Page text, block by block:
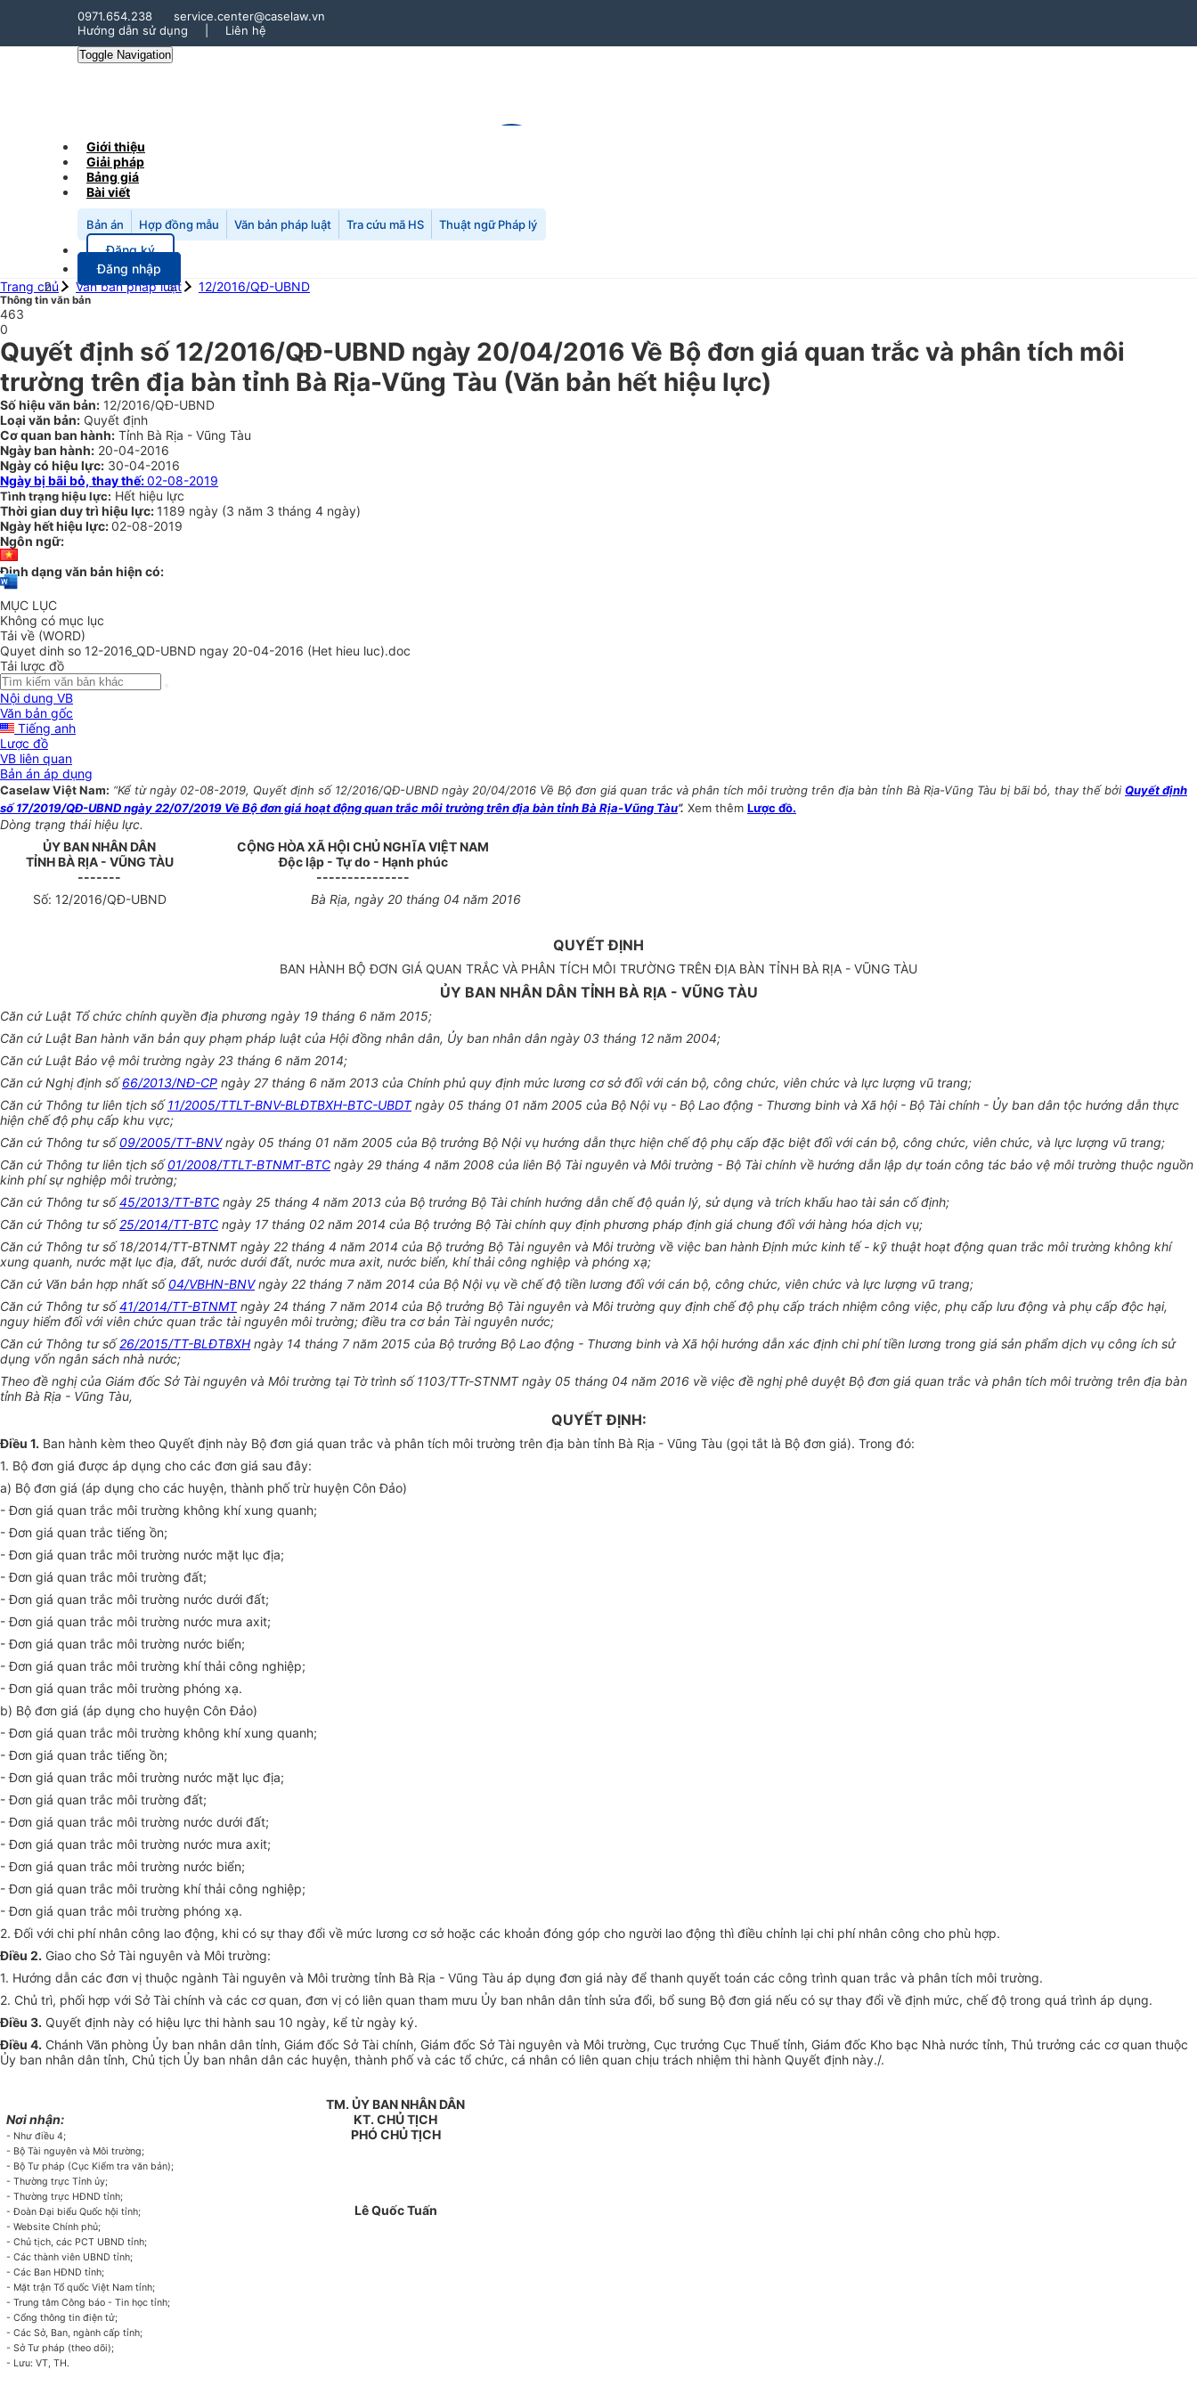
0971.654.238
service.center@caselaw.vn
Hướng dẫn sử dụng
Liên hệ
Toggle Navigation
Giới thiệu
Giải pháp
Bảng giá
Bài viết
Bản án Hợp đồng mẫu Văn bản pháp luật Tra cứu mã HS Thuật ngữ Pháp lý
Đăng ký
Đăng nhập
Trang chủ
Văn bản pháp luật 12/2016/QĐ-UBND
Thông tin văn bản
463
0
Quyết định số 12/2016/QĐ-UBND ngày 20/04/2016 Về Bộ đơn giá quan trắc và phân tích môi
trường trên địa bàn tỉnh Bà Rịa-Vũng Tàu (Văn bản hết hiệu lực)
Số hiệu văn bản: 12/2016/QĐ-UBND
Loại văn bản: Quyết định
Cơ quan ban hành: Tỉnh Bà Rịa - Vũng Tàu
Ngày ban hành: 20-04-2016
Ngày có hiệu lực: 30-04-2016
Ngày bị bãi bỏ, thay thế:02-08-2019
Tình trạng hiệu lực: Hết hiệu lực
Thời gian duy trì hiệu lực: 1189 ngày (3 năm 3 tháng 4 ngày)
Ngày hết hiệu lực:02-08-2019
Ngôn ngữ:
Định dạng văn bản hiện có:
MỤC LỤC
Không có mục lục
Tải về (WORD)
Quyet dinh so 12-2016_QD-UBND ngay 20-04-2016 (Het hieu luc).doc
Tải lược đồ
Nội dung VB
Văn bản gốc
Tiếng anh
Lược đồ
VB liên quan
Bản án áp dụng
Caselaw Việt Nam: “Kể từ ngày 02-08-2019, Quyết định số 12/2016/QĐ-UBND ngày 20/04/2016 Về Bộ đơn giá quan trắc và phân tích môi trường trên địa bàn tỉnh Bà Rịa-Vũng Tàu bị bãi bỏ, thay thế bởi Quyết định
số 17/2019/QĐ-UBND ngày 22/07/2019 Về Bộ đơn giá hoạt động quan trắc môi trường trên địa bàn tỉnh Bà Rịa-Vũng Tàu”. Xem thêm Lược đồ.
Dòng trạng thái hiệu lực.
ỦY BAN NHÂNDÂN
TỈNH BÀ RỊA - VŨNG TÀU
-------
CỘNG HÒA XÃ HỘI CHỦ NGHĨA VIỆT NAM
Độc lập - Tự do - Hạnh phúc
---------------
Số: 12/2016/QĐ-UBND Bà Rịa, ngày 20tháng 04 năm 2016
QUYẾT ĐỊNH
BAN HÀNH BỘ ĐƠN GIÁ QUAN TRẮC VÀ PHÂN TÍCH MÔI TRƯỜNG TRÊN ĐỊA BÀN TỈNH BÀ RỊA - VŨNG TÀU
ỦY BAN NHÂN DÂN TỈNH BÀ RỊA - VŨNG TÀU
Căn cứ Luật Tổ chức chính quyền địa phương ngày 19 tháng 6 năm 2015;
Căn cứ Luật Ban hành văn bản quy phạm pháp luật của Hội đồng nhân dân, Ủy ban nhân dân ngày 03 tháng 12 năm 2004;
Căn cứ Luật Bảo vệ môi trường ngày 23 tháng 6 năm 2014;
Căn cứ Nghị định số66/2013/NĐ-CP ngày 27 tháng 6 năm 2013 của Chính phủ quy định mức lương cơ sở đối với cán bộ, công chức, viên chức và lực lượng vũ trang;
Căn cứ Thông tư liên tịch số11/2005/TTLT-BNV-BLĐTBXH-BTC-UBDTngày 05 tháng 01 năm 2005 của Bộ Nội vụ - Bộ Lao động - Thương binh và Xã hội - Bộ Tài chính - Ủy ban dân tộc hướng dẫn thực
hiện chế độ phụ cấp khu vực;
Căn cứ Thông tư số09/2005/TT-BNVngày 05 tháng 01 năm 2005 của Bộ trưởng Bộ Nội vụ hướng dẫn thực hiện chế độ phụ cấp đặc biệt đối với cán bộ, công chức, viên chức, và lực lượng vũ trang;
Căn cứ Thông tư liên tịch số01/2008/TTLT-BTNMT-BTC ngày 29 tháng 4 năm 2008 của liên Bộ Tài nguyên và Môi trường - Bộ Tài chính về hướng dẫn lập dự toán công tác bảo vệ môi trường thuộc nguồn
kinh phí sự nghiệp môi trường;
Căn cứ Thông tư số45/2013/TT-BTC ngày 25 tháng 4 năm 2013 của Bộ trưởng Bộ Tài chính hướng dẫn chế độ quản lý, sử dụng và trích khấu hao tài sản cố định;
Căn cứ Thông tư số 25/2014/TT-BTC ngày 17 tháng 02 năm 2014 của Bộ trưởng Bộ Tài chính quy định phương pháp định giá chung đối với hàng hóa dịch vụ;
Căn cứ Thông tư số 18/2014/TT-BTNMT ngày 22 tháng 4 năm 2014 của Bộ trưởng Bộ Tài nguyên và Môi trường về việc ban hành Định mức kinh tế - kỹ thuật hoạt động quan trắc môi trường không khí
xung quanh, nước mặt lục địa, đất, nước dưới đất, nước mưa axit, nước biển, khí thải công nghiệp và phóng xạ;
Căn cứ Văn bản hợp nhất số04/VBHN-BNVngày 22 tháng 7 năm 2014 của Bộ Nội vụ về chế độ tiền lương đối với cán bộ, công chức, viên chức và lực lượng vũ trang;
Căn cứ Thông tư số41/2014/TT-BTNMTngày 24 tháng 7 năm 2014 của Bộ trưởng Bộ Tài nguyên và Môi trường quy định chế độ phụ cấp trách nhiệm công việc, phụ cấp lưu động và phụ cấp độc hại,
nguy hiểm đối với viên chức quan trắc tài nguyên môi trường; điều tra cơ bản Tài nguyên nước;
Căn cứ Thông tư số26/2015/TT-BLĐTBXH ngày 14 tháng 7 năm 2015 của Bộ trưởng Bộ Lao động - Thương binh và Xã hội hướng dẫn xác định chi phí tiền lương trong giá sản phẩm dịch vụ công ích sử
dụng vốn ngân sách nhà nước;
Theo đề nghị của Giám đốc Sở Tài nguyên và Môi trường tại Tờ trình số 1103/TTr-STNMT ngày 05 tháng 04 năm 2016 về việc đề nghị phê duyệt Bộ đơn giá quan trắc và phân tích môi trường trên địa bàn
tỉnh Bà Rịa - Vũng Tàu,
QUYẾT ĐỊNH:
Điều 1. Ban hành kèm theo Quyết định này Bộ đơn giá quan trắc và phân tích môi trường trên địa bàn tỉnh Bà Rịa - Vũng Tàu (gọi tắt là Bộ đơn giá). Trong đó:
1. Bộ đơn giá được áp dụng cho các đơn giá sau đây:
a) Bộ đơn giá (áp dụng cho các huyện, thành phố trừ huyện Côn Đảo)
- Đơn giá quan trắc môi trường không khí xung quanh;
- Đơn giá quan trắc tiếng ồn;
- Đơn giá quan trắc môi trường nước mặt lục địa;
- Đơn giá quan trắc môi trường đất;
- Đơn giá quan trắc môi trường nước dưới đất;
- Đơn giá quan trắc môi trường nước mưa axit;
- Đơn giá quan trắc môi trường nước biển;
- Đơn giá quan trắc môi trường khí thải công nghiệp;
- Đơn giá quan trắc môi trường phóng xạ.
b) Bộ đơn giá (áp dụng cho huyện Côn Đảo)
- Đơn giá quan trắc môi trường không khí xung quanh;
- Đơn giá quan trắc tiếng ồn;
- Đơn giá quan trắc môi trường nước mặt lục địa;
- Đơn giá quan trắc môi trường đất;
- Đơn giá quan trắc môi trường nước dưới đất;
- Đơn giá quan trắc môi trường nước mưa axit;
- Đơn giá quan trắc môi trường nước biển;
- Đơn giá quan trắc môi trường khí thải công nghiệp;
- Đơn giá quan trắc môi trường phóng xạ.
2. Đối với chi phí nhân công lao động, khi có sự thay đổi về mức lương cơ sở hoặc các khoản đóng góp cho người lao động thì điều chỉnh lại chi phí nhân công cho phù hợp.
Điều 2. Giao cho Sở Tài nguyên và Môi trường:
1. Hướng dẫn các đơn vị thuộc ngành Tài nguyên và Môi trường tỉnh Bà Rịa - Vũng Tàu áp dụng đơn giá này để thanh quyết toán các công trình quan trắc và phân tích môi trường.
2. Chủ trì, phối hợp với Sở Tài chính và các cơ quan, đơn vị có liên quan tham mưu Ủy ban nhân dân tỉnh sửa đổi, bổ sung Bộ đơn giá nếu có sự thay đổi về định mức, chế độ trong quá trình áp dụng.
Điều 3. Quyết định này có hiệu lực thi hành sau 10 ngày, kể từ ngày ký.
Điều 4. Chánh Văn phòng Ủy ban nhân dân tỉnh, Giám đốc Sở Tài chính, Giám đốc Sở Tài nguyên và Môi trường, Cục trưởng Cục Thuế tỉnh, Giám đốc Kho bạc Nhà nước tỉnh, Thủ trưởng các cơ quan thuộc
Ủy ban nhân dân tỉnh, Chủ tịch Ủy ban nhân dân các huyện, thành phố và các tổ chức, cá nhân có liên quan chịu trách nhiệm thi hành Quyết định này./.
Nơi nhận:
- Như điều 4;
- Bộ Tài nguyên và Môi trường;
- Bộ Tư pháp (Cục Kiểm tra văn bản);
- Thường trực Tỉnh ủy;
- Thường trực HĐND tỉnh;
- Đoàn Đại biểu Quốc hội tỉnh;
- Website Chính phủ;
- Chủ tịch, các PCT UBND tỉnh;
- Các thành viên UBND tỉnh;
- Các Ban HĐND tỉnh;
- Mặt trận Tổ quốc Việt Nam tỉnh;
- Trung tâm Công báo - Tin học tỉnh;
- Cổng thông tin điện tử;
- Các Sở, Ban, ngành cấp tỉnh;
- Sở Tư pháp (theo dõi);
- Lưu: VT, TH.
TM. ỦYBAN NHÂN DÂN
KT. CHỦ TỊCH
PHÓCHỦ TỊCH
Lê Quốc Tuấn